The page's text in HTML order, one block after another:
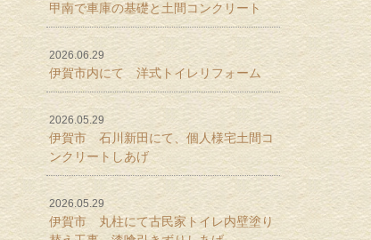
甲南で車庫の基礎と土間コンクリート
2026.06.29
伊賀市内にて 洋式トイレリフォーム
2026.05.29
伊賀市 石川新田にて、個人様宅土間コ
ンクリートしあげ
2026.05.29
伊賀市 丸柱にて古民家トイレ内壁塗り